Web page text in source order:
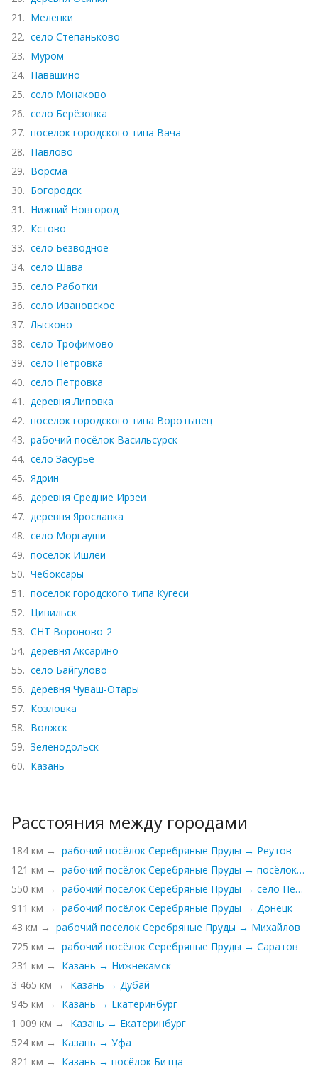
21. Меленки
22. село Степаньково
23. Муром
24. Навашино
25. село Монаково
26. село Берёзовка
27. поселок городского типа Вача
28. Павлово
29. Ворсма
30. Богородск
31. Нижний Новгород
32. Кстово
33. село Безводное
34. село Шава
35. село Работки
36. село Ивановское
37. Лысково
38. село Трофимово
39. село Петровка
40. село Петровка
41. деревня Липовка
42. поселок городского типа Воротынец
43. рабочий посёлок Васильсурск
44. село Засурье
45. Ядрин
46. деревня Средние Ирзеи
47. деревня Ярославка
48. село Моргауши
49. поселок Ишлеи
50. Чебоксары
51. поселок городского типа Кугеси
52. Цивильск
53. СНТ Вороново-2
54. деревня Аксарино
55. село Байгулово
56. деревня Чуваш-Отары
57. Козловка
58. Волжск
59. Зеленодольск
60. Казань
Расстояния между городами
184 км → рабочий посёлок Серебряные Пруды → Реутов
121 км →
рабочий посёлок Серебряные Пруды → посёлок Грибоедово
550 км →
рабочий посёлок Серебряные Пруды → село Петровка
911 км → рабочий посёлок Серебряные Пруды → Донецк
43 км → рабочий посёлок Серебряные Пруды → Михайлов
725 км → рабочий посёлок Серебряные Пруды → Саратов
231 км →
Казань → Нижнекамск
3 465 км →
Казань → Дубай
945 км →
Казань → Екатеринбург
1 009 км →
Казань → Екатеринбург
524 км →
Казань → Уфа
821 км →
Казань → посёлок Битца